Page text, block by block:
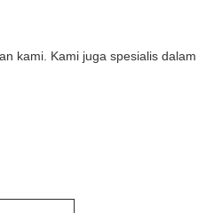
kami. Kami juga spesialis dalam